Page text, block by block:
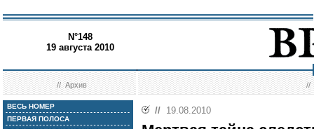
N°148
19 августа 2010
//Архив //
ВЕСЬ НОМЕР
ПЕРВАЯ ПОЛОСА
// 19.08.2010